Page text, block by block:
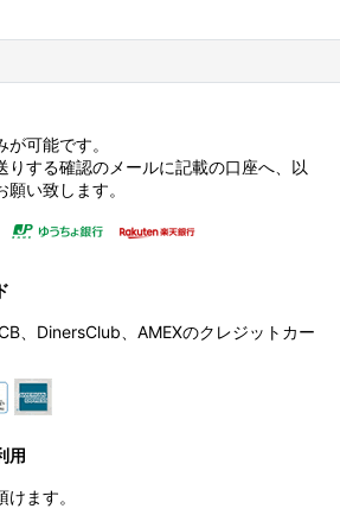
可能です。
りする確認のメールに記載の口座へ、以
い致します。
、DinersClub、AMEXのクレジットカー
用
ます。